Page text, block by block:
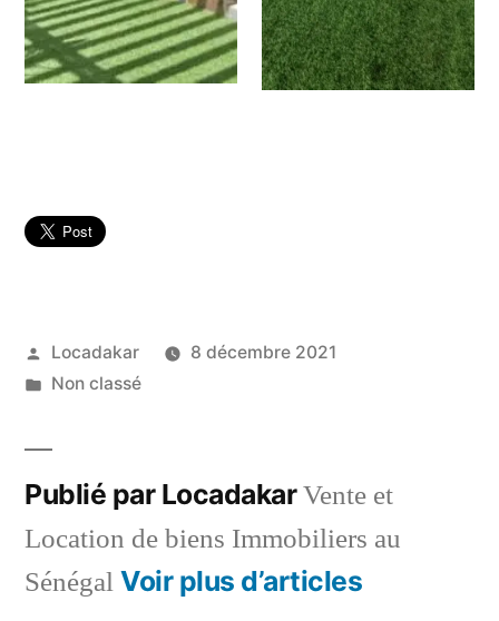
Publié
par
Locadakar
8 décembre 2021
Publié
Non classé
Publié par LocadakarVente et
Location de biens Immobiliers au
Sénégal Voir plus d’articles